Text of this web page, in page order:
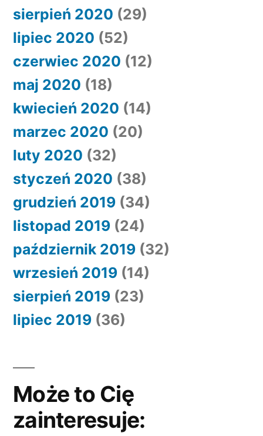
sierpień 2020 (29)
lipiec 2020 (52)
czerwiec 2020 (12)
maj 2020 (18)
kwiecień 2020 (14)
marzec 2020 (20)
luty 2020 (32)
styczeń 2020 (38)
grudzień 2019 (34)
listopad 2019 (24)
październik 2019 (32)
wrzesień 2019 (14)
sierpień 2019 (23)
lipiec 2019 (36)
Może to Cię
zainteresuje: